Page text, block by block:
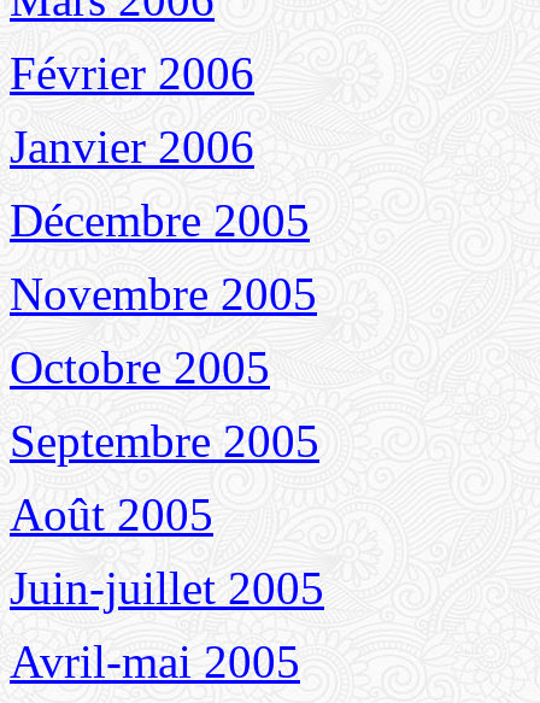
Février 2006
Janvier 2006
Décembre 2005
Novembre 2005
Octobre 2005
Septembre 2005
Août 2005
Juin-juillet 2005
Avril-mai 2005